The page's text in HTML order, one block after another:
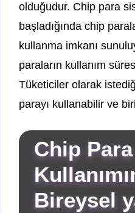
olduğudur. Chip para
başladığında chip
kullanma imkanı
paraların kullanım
Tüketiciler olarak
parayı kullanabilir ve
Chip Para
Bireysel